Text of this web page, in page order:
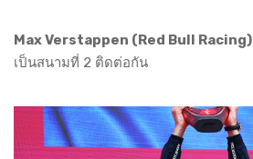
Max Verstappen (Red Bull Racing)
เป็นสนามที่ 2 ติดต่อกัน